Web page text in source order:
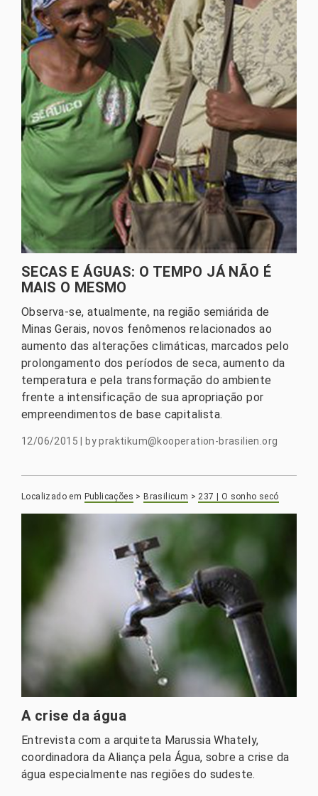
SECAS E ÁGUAS: O TEMPO JÁ NÃO É
MAIS O MESMO
Observa-se, atualmente, na região semiárida de
Minas Gerais, novos fenômenos relacionados ao
aumento das alterações climáticas, marcados pelo
prolongamento dos períodos de seca, aumento da
temperatura e pela transformação do ambiente
frente a intensificação de sua apropriação por
empreendimentos de base capitalista.
12/06/2015|bypraktikum@kooperation-brasilien.org
Localizado em Publicações >Brasilicum > 237 | O sonho secó
A crise da água
Entrevista com a arquiteta Marussia Whately,
coordinadora da Aliança pela Água, sobre a crise da
água especialmente nas regiões do sudeste.